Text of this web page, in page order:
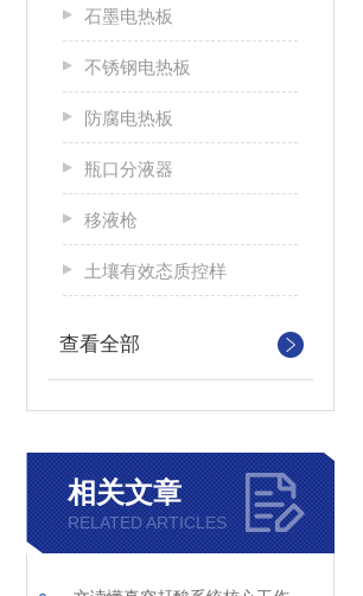
石墨电热板
不锈钢电热板
防腐电热板
瓶口分液器
移液枪
土壤有效态质控样
查看全部
相关文章
RELATED ARTICLES